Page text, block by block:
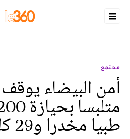
مجتمع
أمن البيضاء
طبيا مخدرا و29 كلغ حشيش